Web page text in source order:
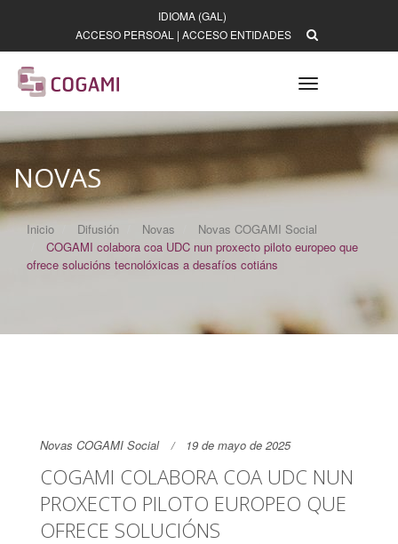
IDIOMA (GAL)
ACCESO PERSOAL | ACCESO ENTIDADES
Toggle
navigation
NOVAS
Inicio Difusión Novas
Novas COGAMI Social
COGAMI colabora coa UDC nun proxecto piloto europeo que
ofrece solucións tecnolóxicas a desafíos cotiáns
Novas COGAMI Social 19 de mayo de 2025
COGAMI COLABORA COA UDC NUN
PROXECTO PILOTO EUROPEO QUE
OFRECE SOLUCIÓNS